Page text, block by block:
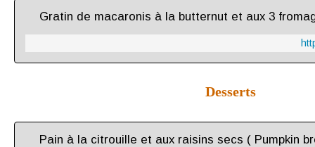
Desserts
Pain à la citrouille et aux raisins secs ( Pumpkin